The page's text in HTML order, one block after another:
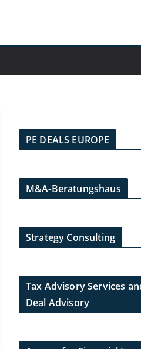
PE DEALS EUROPE
M&A-Beratungshaus
Strategy Consulting
Tax Advisory Services
Deal Advisory